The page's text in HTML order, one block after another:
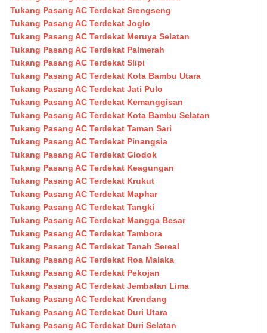
Tukang Pasang AC Terdekat Srengseng
Tukang Pasang AC Terdekat Joglo
Tukang Pasang AC Terdekat Meruya Selatan
Tukang Pasang AC Terdekat Palmerah
Tukang Pasang AC Terdekat Slipi
Tukang Pasang AC Terdekat Kota Bambu Utara
Tukang Pasang AC Terdekat Jati Pulo
Tukang Pasang AC Terdekat Kemanggisan
Tukang Pasang AC Terdekat Kota Bambu Selatan
Tukang Pasang AC Terdekat Taman Sari
Tukang Pasang AC Terdekat Pinangsia
Tukang Pasang AC Terdekat Glodok
Tukang Pasang AC Terdekat Keagungan
Tukang Pasang AC Terdekat Krukut
Tukang Pasang AC Terdekat Maphar
Tukang Pasang AC Terdekat Tangki
Tukang Pasang AC Terdekat Mangga Besar
Tukang Pasang AC Terdekat Tambora
Tukang Pasang AC Terdekat Tanah Sereal
Tukang Pasang AC Terdekat Roa Malaka
Tukang Pasang AC Terdekat Pekojan
Tukang Pasang AC Terdekat Jembatan Lima
Tukang Pasang AC Terdekat Krendang
Tukang Pasang AC Terdekat Duri Utara
Tukang Pasang AC Terdekat Duri Selatan